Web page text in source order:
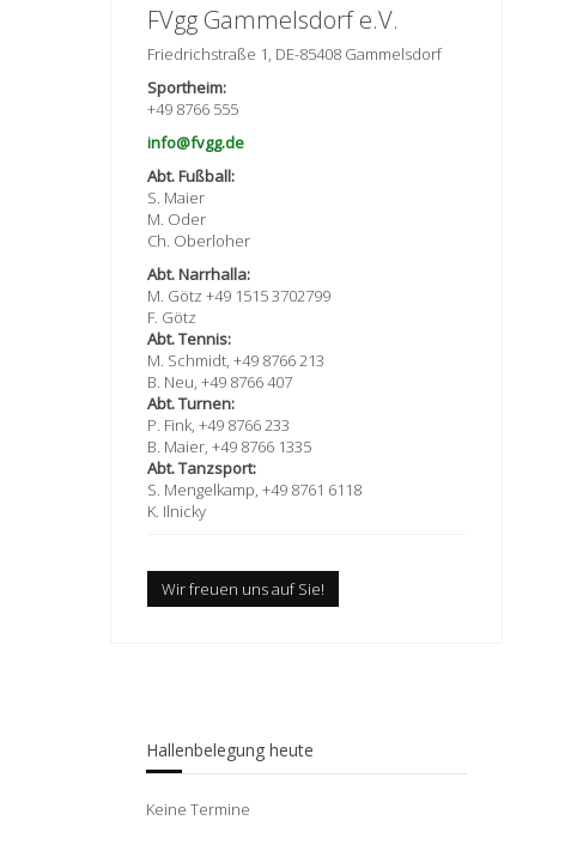
FVgg Gammelsdorf e.V.
Friedrichstraße 1, DE-85408 Gammelsdorf
Sportheim:
+49 8766 555
info@fvgg.de
Abt. Fußball:
S. Maier
M. Oder
Ch. Oberloher
Abt. Narrhalla:
M. Götz +49 1515 3702799
F. Götz
Abt. Tennis:
M. Schmidt, +49 8766 213
B. Neu, +49 8766 407
Abt. Turnen:
P. Fink, +49 8766 233
B. Maier, +49 8766 1335
Abt. Tanzsport:
S. Mengelkamp, +49 8761 6118
K. Ilnicky
Wir freuen uns auf Sie!
Hallenbelegung heute
Keine Termine